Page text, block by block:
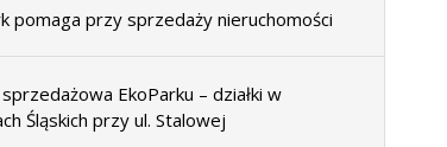
pomaga przy sprzedaży nieruchomości
EkoParku – działki w
Śląskich przy ul. Stalowej